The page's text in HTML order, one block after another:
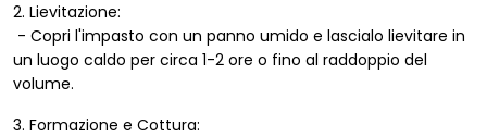
2. Lievitazione:
- Copri l'impasto con un panno umido e lascialo lievitare in
un luogo caldo per circa 1-2 ore o fino al raddoppio del
volume.
3. Formazione e Cottura: